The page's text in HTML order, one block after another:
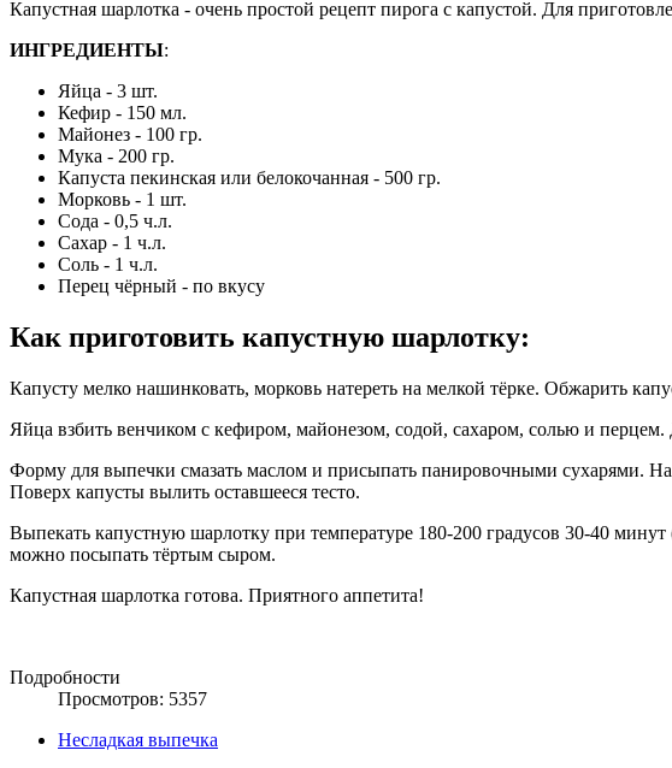
Капустная шарлотка - очень простой рецепт пирога с капустой. Для
ИНГРЕДИЕНТЫ:
Яйца - 3 шт.
Кефир - 150 мл.
Майонез - 100 гр.
Мука - 200 гр.
Капуста пекинская или белокочанная - 500 гр.
Морковь - 1 шт.
Сода - 0,5 ч.л.
Сахар - 1 ч.л.
Соль - 1 ч.л.
Перец чёрный - по вкусу
Как приготовить капустную шарлотку:
Капусту мелко нашинковать, морковь натереть на мелкой тёрке. Обжарить
Яйца взбить венчиком с кефиром, майонезом, содой, сахаром, солью и
Форму для выпечки смазать маслом и присыпать панировочными сухарями.
Поверх капусты вылить оставшееся тесто.
Выпекать капустную шарлотку при температуре 180-200 градусов 30-40
можно посыпать тёртым сыром.
Капустная шарлотка готова. Приятного аппетита!
Подробности
Просмотров: 5357
Несладкая выпечка